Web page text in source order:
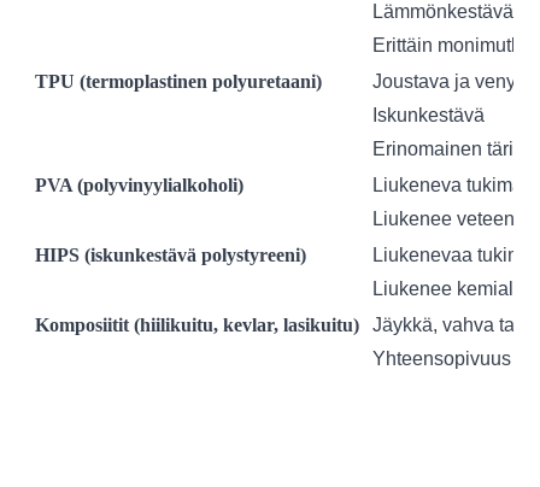
Lämmönkestävä
Erittäin
TPU (termoplastinen polyuretaani)
Joustava ja venyvä
Iskunkestävä
Erinomainen
PVA (polyvinyylialkoholi)
Liukeneva
Liukenee veteen
HIPS (iskunkestävä polystyreeni)
Liukenevaa
Liukenee
Komposiitit (hiilikuitu, kevlar, lasikuitu)
Jäykkä, vahva tai
Yhteensopivuus